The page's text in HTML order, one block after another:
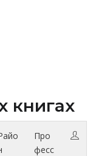
книгах
Про
фесс